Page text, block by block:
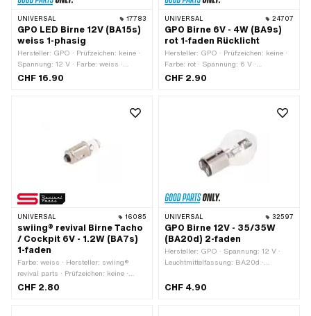
UNIVERSAL 17783
GPO LED Birne 12V (BA15s)
weiss 1-phasig
Hersteller: GPO · Prüfzeichen: keine ·
Spannung: 12 V · Farbe: weiss ·
Gesamtlänge: 48 mm ·
CHF 16.90
UNIVERSAL 24707
GPO Birne 6V - 4W (BA9s)
rot 1-faden Rücklicht
Hersteller: GPO · Prüfzeichen: keine ·
Farbe: rot · Spannung: 6 V ·
Leuchtmittelfassung: BA9s · Ø Sockel:
CHF 2.90
UNIVERSAL 16085
swiing® revival Birne Tacho
/ Cockpit 6V - 1.2W (BA7s)
1-faden
Farbe: weiss · Hersteller: swiing®
revival parts · Prüfzeichen: keine ·
Spannung: 6 V · Leistung: 1 W ·
CHF 2.80
UNIVERSAL 32597
GPO Birne 12V - 35/35W
(BA20d) 2-faden
Hersteller: GPO · Spannung: 12 V ·
Leuchtmittelfassung: BA20d ·
Leistung: 35 W · Ø Sockel: 20 mm ·
CHF 4.90